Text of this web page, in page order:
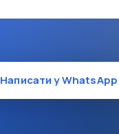
Написати у WhatsApp